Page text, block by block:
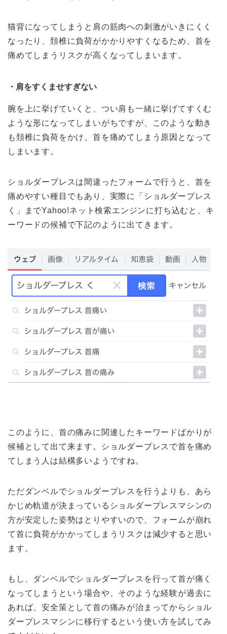
猫背になってしまうと肩の筋肉への刺激がいきにくく
なったり、 頚椎に負荷がかかりやすくなるため、 首を
痛めてしまうリスクが高くなってしまいます。
・肩をすくませすぎない
腕を上に挙げていくと、 つい肩も一緒に挙げてすくむ
ような形になってしまいがちですが、
このような動き
も頚椎に負荷をかけ、 首を痛めてしまう原因となって
しまいます。
ショルダープレスは間違ったフォームで行うと、 首を
痛めやすい種目でもあり、実際に「ショルダープレス
く」までYahoo!ネット検索エンジンに打ち込むと、 キ
ーワードの候補で下記のように出てきます。
このように、首の痛みに関連したキーワードばかりが
候補として出て来ます。ショルダープレスで首を痛め
てしまう人は結構多いようですね。
ただダンベルでショルダープレスを行うよりも、あら
かじめ軌道が決まっているショルダープレスマシンの
方が安定した姿勢はとりやすいので、フォームが崩れ
て首に負荷がかかってしまうリスクは減少すると思い
ます。
もし、ダンベルでショルダープレスを行って首が痛く
なってしまうという場合や、そのような経験が過去に
あれば、安全策として首の痛みが治まってからショル
ダープレスマシンに移行するという使い方を試してみ